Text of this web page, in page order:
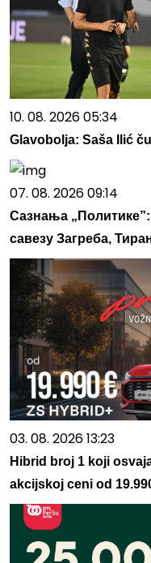
10. 08. 2026 05:34
Glavobolja: Saša Ilić
07. 08. 2026 09:14
Сазнања
савезу Загреба,
03. 08. 2026 13:23
Hibrid broj 1 koji
akcijskoj ceni od